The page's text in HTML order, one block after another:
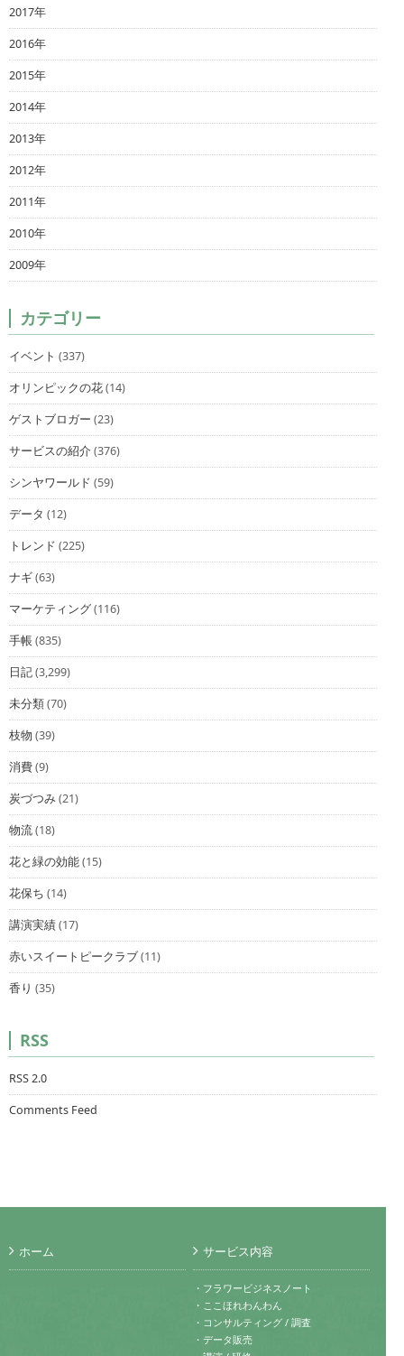
2017年
2016年
2015年
2014年
2013年
2012年
2011年
2010年
2009年
カテゴリー
イベント (337)
オリンピックの花(14)
ゲストブロガー (23)
サービスの紹介(376)
シンヤワールド (59)
データ (12)
トレンド (225)
ナギ(63)
マーケティング(116)
手帳(835)
日記(3,299)
未分類(70)
枝物 (39)
消費(9)
炭づつみ(21)
物流(18)
花と緑の効能(15)
花保ち (14)
講演実績(17)
赤いスイートピークラブ(11)
香り (35)
RSS
RSS 2.0
Comments Feed
ホーム サービス内容
・フラワービジネスノート
・ここほれわんわん
・コンサルティング / 調査
・データ販売